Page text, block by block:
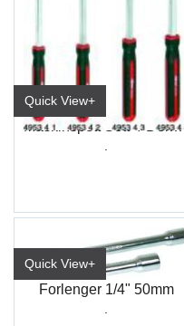
Quick View+
Maskinspett Sett 4-Deler L=900mm
Quick View+
Forlenger 1/4" 50mm